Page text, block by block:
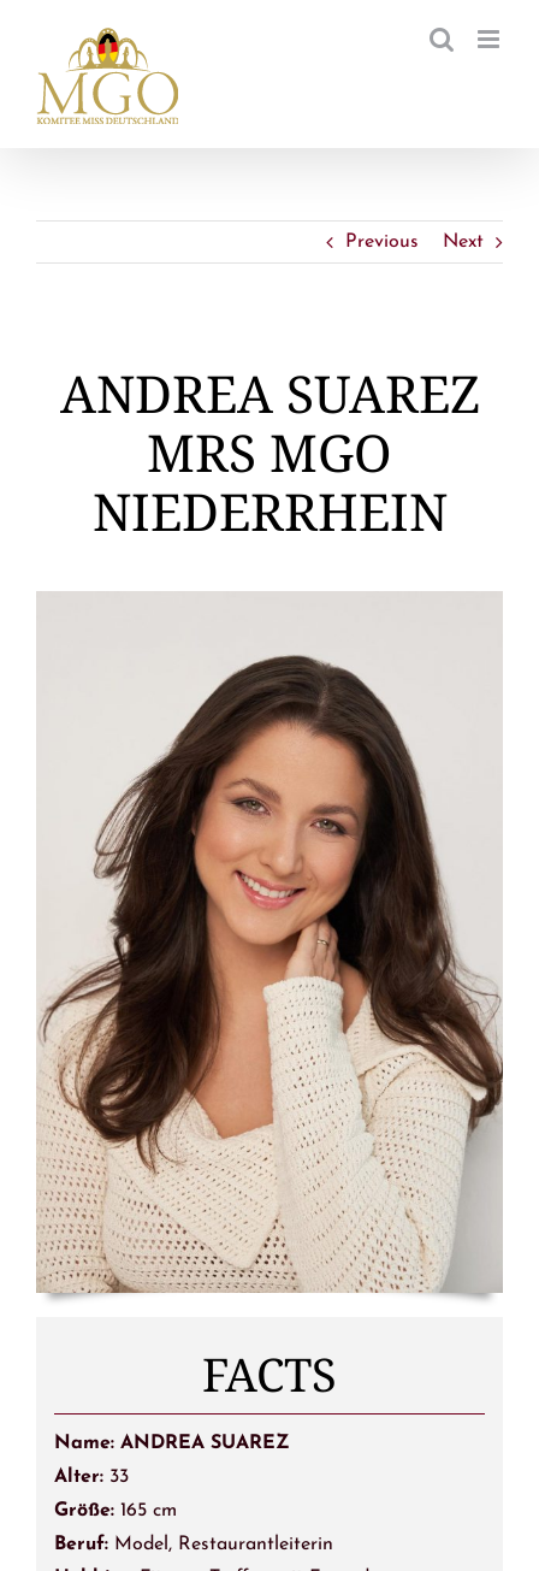
springen
Previous Next
ANDREA SUAREZ
MRS MGO
NIEDERRHEIN
FACTS
Name: ANDREA SUAREZ
Alter: 33
Größe: 165 cm
Beruf: Model, Restaurantleiterin